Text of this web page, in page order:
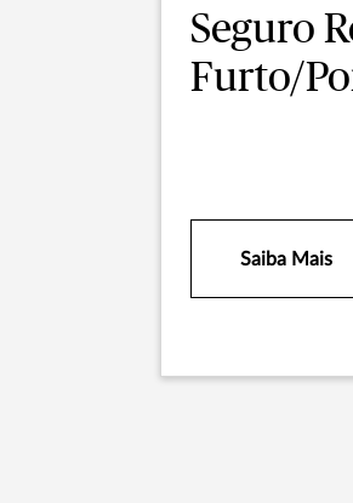
Seguro
Furto/
Saiba Mais